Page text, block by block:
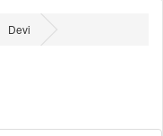
Devi